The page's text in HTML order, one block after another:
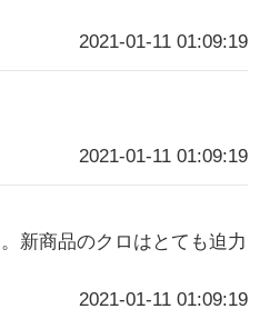
2021-01-11 01:09:19
2021-01-11 01:09:19
新商品のクロはとても迫力
2021-01-11 01:09:19